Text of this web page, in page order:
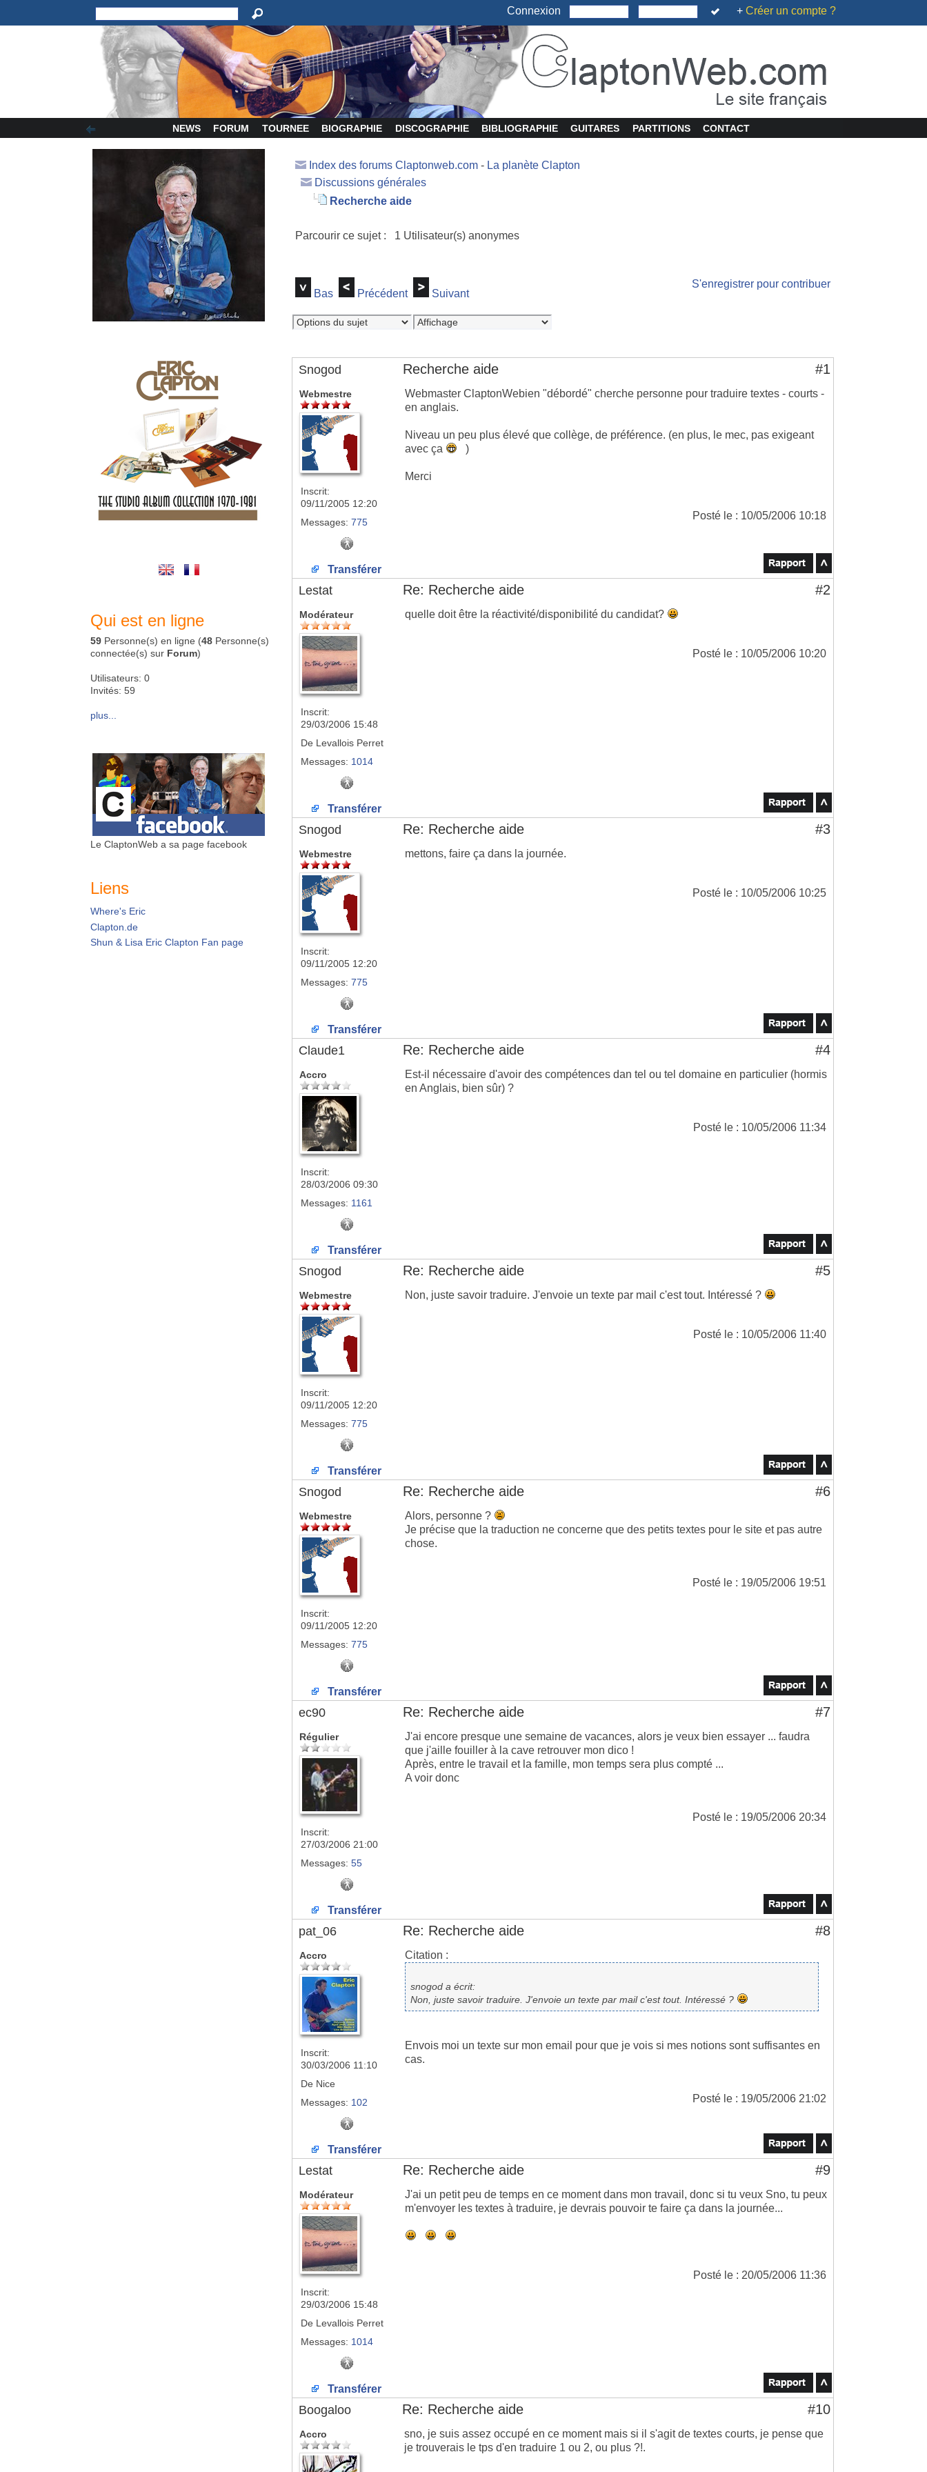
Connexion + Créer un compte ?
NEWS FORUM TOURNEE BIOGRAPHIE DISCOGRAPHIE BIBLIOGRAPHIE GUITARES PARTITIONS CONTACT
Qui est en ligne
59 Personne(s) en ligne (48 Personne(s)
connectée(s) sur Forum)
Utilisateurs: 0
Invités: 59
plus...
Le ClaptonWeb a sa page facebook
Liens
Where's Eric
Clapton.de
Shun & Lisa Eric Clapton Fan page
Index des forums Claptonweb.com - La planète Clapton
Discussions générales
Recherche aide
Parcourir ce sujet : 1 Utilisateur(s) anonymes
Bas Précédent Suivant
S'enregistrer pour contribuer
Snogod Recherche aide #1
Webmestre
Inscrit:
09/11/2005 12:20
Messages: 775
Webmaster ClaptonWebien "débordé" cherche personne pour traduire textes - courts -
en anglais.
Niveau un peu plus élevé que collège, de préférence. (en plus, le mec, pas exigeant
avec ça
)
Merci
Posté le : 10/05/2006 10:18
Transférer
Lestat Re: Recherche aide #2
Modérateur
Inscrit:
29/03/2006 15:48
De Levallois Perret
Messages: 1014
quelle doit être la réactivité/disponibilité du candidat?
Posté le : 10/05/2006 10:20
Transférer
Snogod Re: Recherche aide #3
Webmestre
Inscrit:
09/11/2005 12:20
Messages: 775
mettons, faire ça dans la journée.
Posté le : 10/05/2006 10:25
Transférer
Claude1 Re: Recherche aide #4
Accro
Inscrit:
28/03/2006 09:30
Messages: 1161
Est-il nécessaire d'avoir des compétences dan tel ou tel domaine en particulier (hormis
en Anglais, bien sûr) ?
Posté le : 10/05/2006 11:34
Transférer
Snogod Re: Recherche aide #5
Webmestre
Inscrit:
09/11/2005 12:20
Messages: 775
Non, juste savoir traduire. J'envoie un texte par mail c'est tout. Intéressé ?
Posté le : 10/05/2006 11:40
Transférer
Snogod Re: Recherche aide #6
Webmestre
Inscrit:
09/11/2005 12:20
Messages: 775
Alors, personne ?
Je précise que la traduction ne concerne que des petits textes pour le site et pas autre
chose.
Posté le : 19/05/2006 19:51
Transférer
ec90 Re: Recherche aide #7
Régulier
Inscrit:
27/03/2006 21:00
Messages: 55
J'ai encore presque une semaine de vacances, alors je veux bien essayer ... faudra
que j'aille fouiller à la cave retrouver mon dico !
Après, entre le travail et la famille, mon temps sera plus compté ...
A voir donc
Posté le : 19/05/2006 20:34
Transférer
pat_06 Re: Recherche aide #8
Accro
Inscrit:
30/03/2006 11:10
De Nice
Messages: 102
Citation :
snogod a écrit:
Non, juste savoir traduire. J'envoie un texte par mail c'est tout. Intéressé ?
Envois moi un texte sur mon email pour que je vois si mes notions sont suffisantes en
cas.
Posté le : 19/05/2006 21:02
Transférer
Lestat Re: Recherche aide #9
Modérateur
Inscrit:
29/03/2006 15:48
De Levallois Perret
Messages: 1014
J'ai un petit peu de temps en ce moment dans mon travail, donc si tu veux Sno, tu peux
m'envoyer les textes à traduire, je devrais pouvoir te faire ça dans la journée...
Posté le : 20/05/2006 11:36
Transférer
Boogaloo Re: Recherche aide #10
Accro
sno, je suis assez occupé en ce moment mais si il s'agit de textes courts, je pense que
je trouverais le tps d'en traduire 1 ou 2, ou plus ?!.